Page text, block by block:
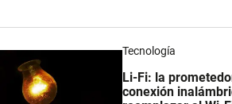
Tecnología
Li-Fi: la
conexión